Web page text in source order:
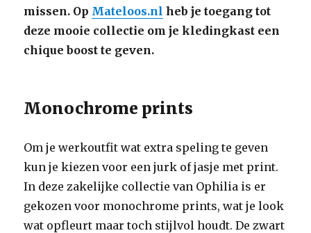
missen. Op Mateloos.nl heb je toegang tot
deze mooie collectie om je kledingkast een
chique boost te geven.
Monochrome prints
Om je werkoutfit wat extra speling te geven
kun je kiezen voor een jurk of jasje met print.
In deze zakelijke collectie van Ophilia is er
gekozen voor monochrome prints, wat je look
wat opfleurt maar toch stijlvol houdt. De zwart